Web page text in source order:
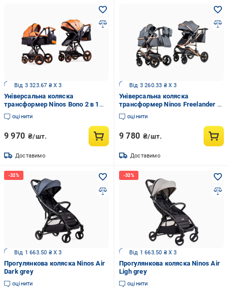
Від 3 323.67 ₴ X 3
Універсальна коляска
трансформер Ninos Bono 2 в 1
Brown
оцінити
9 970 ₴/шт.
Доставимо
Від 3 260.33 ₴ X 3
Універсальна коляска
трансформер Ninos Freelander 2
в 1 Grey
оцінити
9 780 ₴/шт.
Доставимо
Від 1 663.50 ₴ X 3
Прогулянкова коляска Ninos Air
Dark grey
оцінити
Від 1 663.50 ₴ X 3
Прогулянкова коляска Ninos Air
Ligh grey
оцінити